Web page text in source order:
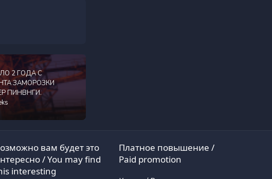
2 ГОДА С
ЗАМОРОЗКИ
ПИНВНГИ.
вам будет это
/ You may find
interesting
Платное повышение /
Paid promotion